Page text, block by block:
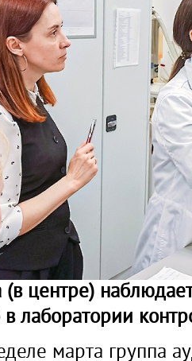
центре)
лаборатории
марта группа